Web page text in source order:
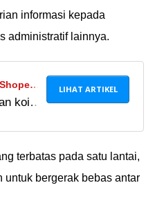
informasi kepada
administratif lainnya.
Tukar
koin
dan
LIHAT ARTIKEL
terbatas pada satu lantai,
untuk bergerak bebas antar